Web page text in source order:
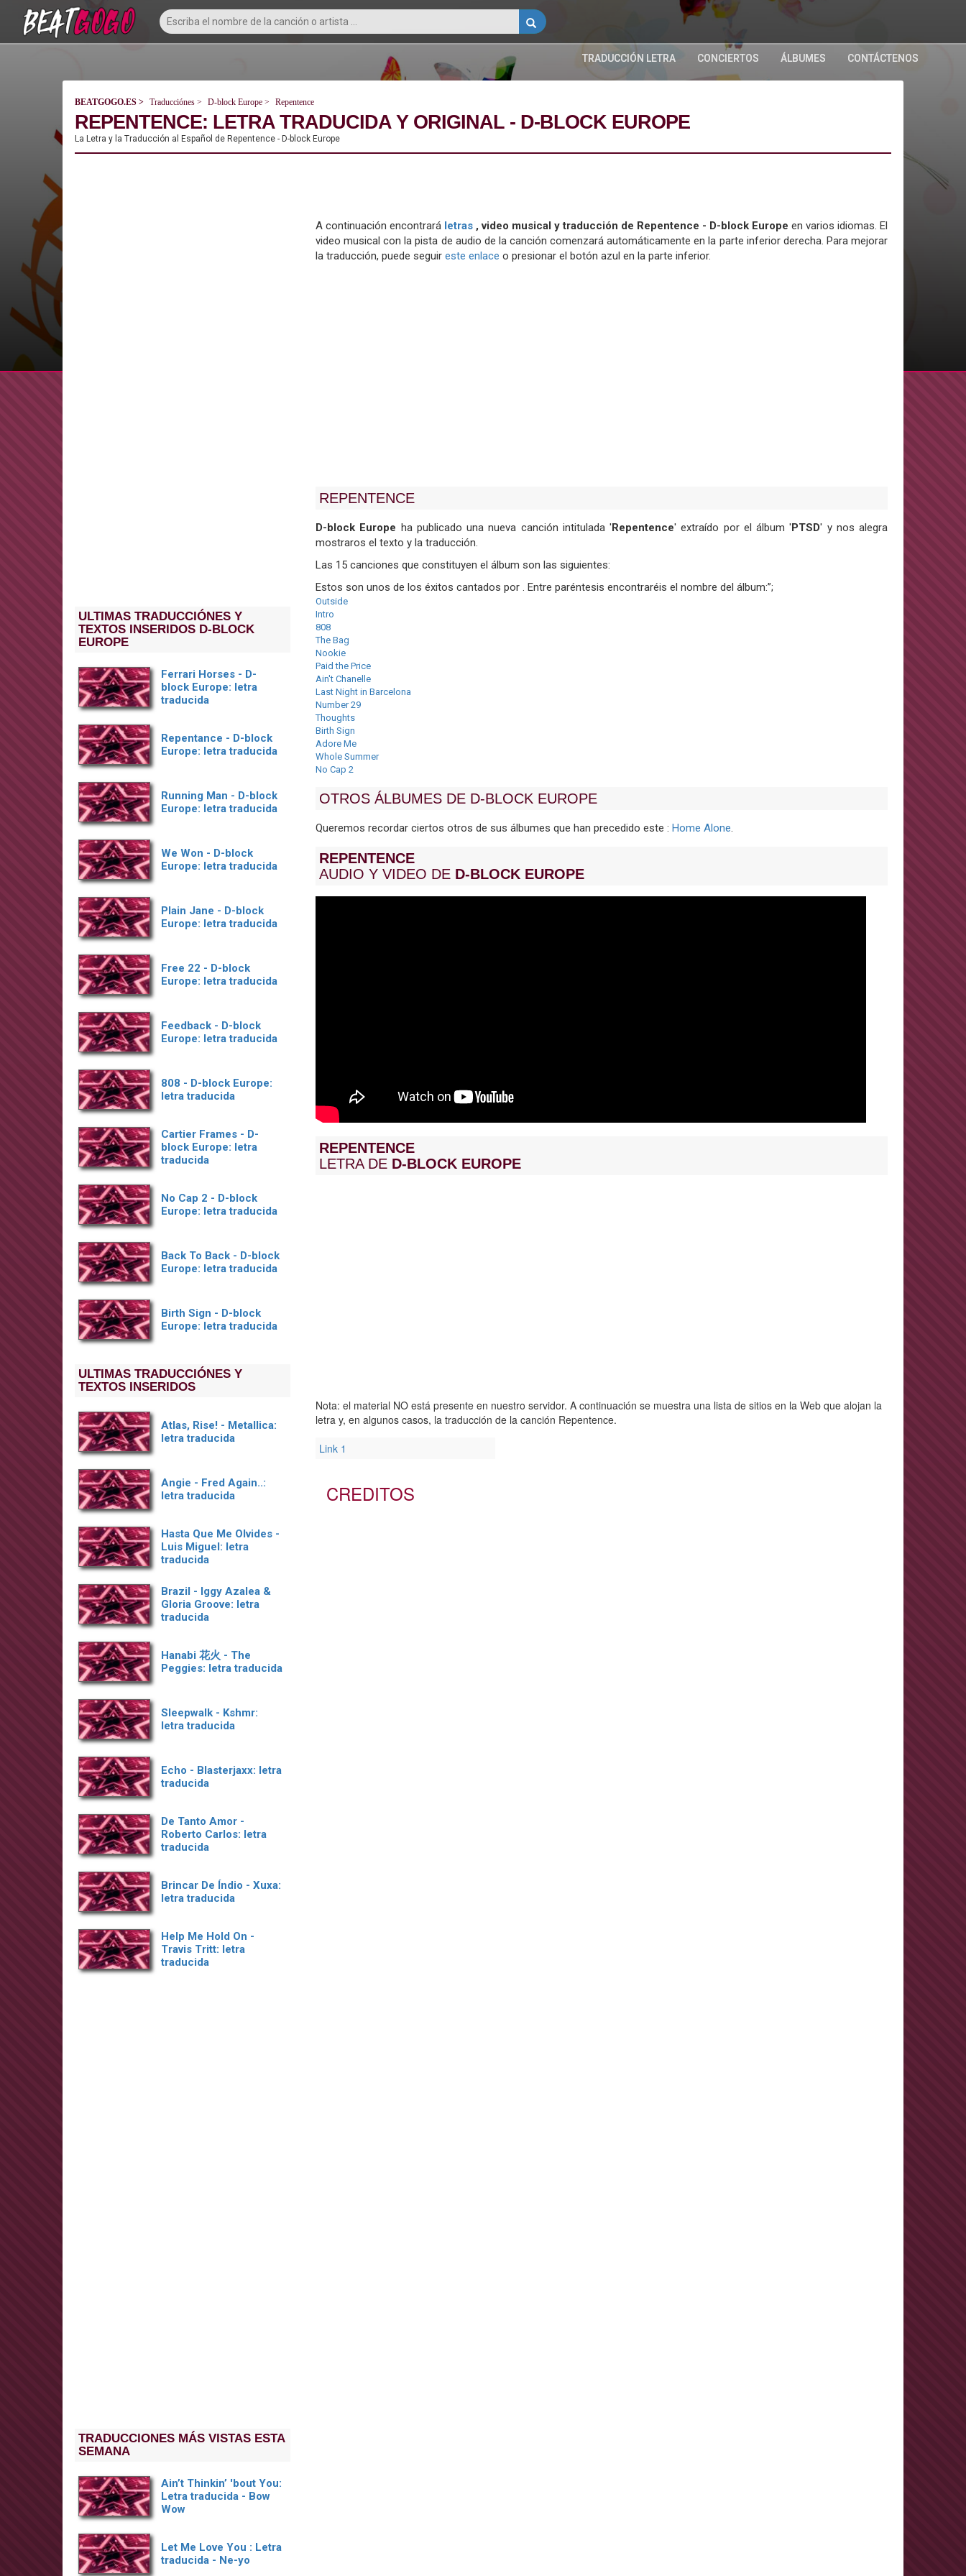
TRADUCCIÓN LETRA CONCIERTOS ÁLBUMES CONTÁCTENOS
BEATGOGO.ES Traducciónes D-block Europe Repentence
REPENTENCE: LETRA TRADUCIDA Y ORIGINAL - D-BLOCK EUROPE
La Letra y la Traducción al Español de Repentence - D-block Europe
A continuación encontrará letras , video musical y traducción de Repentence - D-block Europe en varios idiomas. El
video musical con la pista de audio de la canción comenzará automáticamente en la parte inferior derecha. Para mejorar
la traducción, puede seguir este enlace o presionar el botón azul en la parte inferior.
REPENTENCE
D-block Europe ha publicado una nueva canción intitulada 'Repentence' extraído por el álbum 'PTSD' y nos alegra
mostraros el texto y la traducción.
Las 15 canciones que constituyen el álbum son las siguientes:
Estos son unos de los éxitos cantados por . Entre paréntesis encontraréis el nombre del álbum:”;
Outside
Intro
808
The Bag
Nookie
Paid the Price
Ain't Chanelle
Last Night in Barcelona
Number 29
Thoughts
Birth Sign
Adore Me
Whole Summer
No Cap 2
OTROS ÁLBUMES DE D-BLOCK EUROPE
Queremos recordar ciertos otros de sus álbumes que han precedido este : Home Alone.
REPENTENCE
AUDIO Y VIDEO DE D-BLOCK EUROPE
REPENTENCE
LETRA DE D-BLOCK EUROPE
Nota: el material NO está presente en nuestro servidor. A continuación se muestra una lista de sitios en la Web que alojan la
letra y, en algunos casos, la traducción de la canción Repentence.
Link 1
CREDITOS
ULTIMAS TRADUCCIÓNES Y
TEXTOS INSERIDOS D-BLOCK
EUROPE
Ferrari Horses - D-
block Europe: letra
traducida
Repentance - D-block
Europe: letra traducida
Running Man - D-block
Europe: letra traducida
We Won - D-block
Europe: letra traducida
Plain Jane - D-block
Europe: letra traducida
Free 22 - D-block
Europe: letra traducida
Feedback - D-block
Europe: letra traducida
808 - D-block Europe:
letra traducida
Cartier Frames - D-
block Europe: letra
traducida
No Cap 2 - D-block
Europe: letra traducida
Back To Back - D-block
Europe: letra traducida
Birth Sign - D-block
Europe: letra traducida
ULTIMAS TRADUCCIÓNES Y
TEXTOS INSERIDOS
Atlas, Rise! - Metallica:
letra traducida
Angie - Fred Again..:
letra traducida
Hasta Que Me Olvides -
Luis Miguel: letra
traducida
Brazil - Iggy Azalea &
Gloria Groove: letra
traducida
Hanabi 花火 - The
Peggies: letra traducida
Sleepwalk - Kshmr:
letra traducida
Echo - Blasterjaxx: letra
traducida
De Tanto Amor -
Roberto Carlos: letra
traducida
Brincar De Índio - Xuxa:
letra traducida
Help Me Hold On -
Travis Tritt: letra
traducida
TRADUCCIONES MÁS VISTAS ESTA
SEMANA
Ain’t Thinkin’ 'bout You:
Letra traducida - Bow
Wow
Let Me Love You : Letra
traducida - Ne-yo